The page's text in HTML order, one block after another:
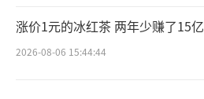
涨价1元的冰红茶 两年少赚了15亿
2026-08-06 15:44:44